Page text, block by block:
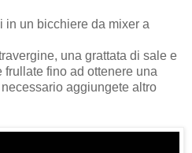
in un bicchiere da mixer a
una grattata di sale e
fino ad ottenere una
aggiungete altro